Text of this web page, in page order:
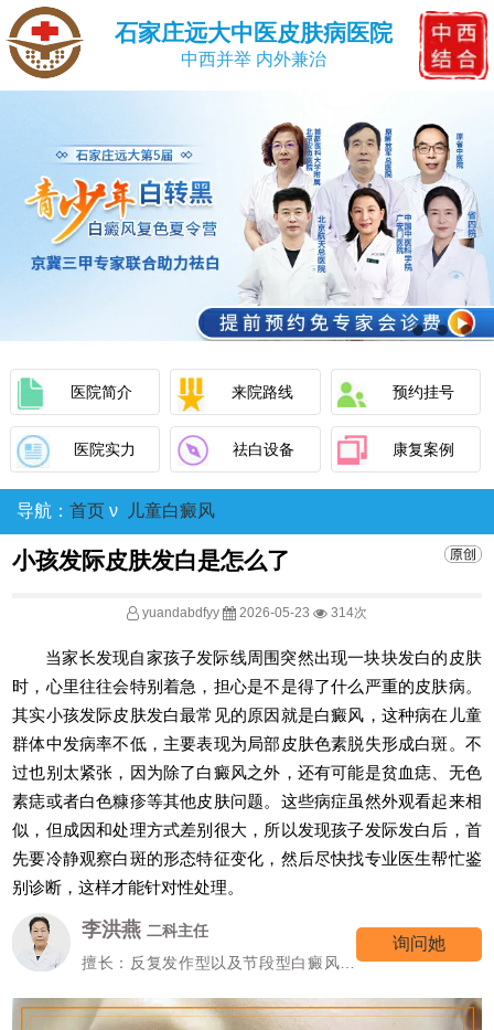
石家庄远大中医皮肤病医院
中西并举 内外兼治
医院简介 来院路线 预约挂号
医院实力 祛白设备 康复案例
导航： 首页 ν 儿童白癜风
小孩发际皮肤发白是怎么了
yuandabdfyy 2026-05-23 314次
当家长发现自家孩子发际线周围突然出现一块块发白的皮肤
时，心里往往会特别着急，担心是不是得了什么严重的皮肤病。
其实小孩发际皮肤发白最常见的原因就是白癜风，这种病在儿童
群体中发病率不低，主要表现为局部皮肤色素脱失形成白斑。不
过也别太紧张，因为除了白癜风之外，还有可能是贫血痣、无色
素痣或者白色糠疹等其他皮肤问题。这些病症虽然外观看起来相
似，但成因和处理方式差别很大，所以发现孩子发际发白后，首
先要冷静观察白斑的形态特征变化，然后尽快找专业医生帮忙鉴
别诊断，这样才能针对性处理。
李洪燕 二科主任
擅长：反复发作型以及节段型白癜风诊
询问她